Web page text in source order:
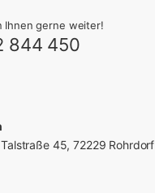
Ihnen gerne weiter!
844 450
45, 72229 Rohrdorf